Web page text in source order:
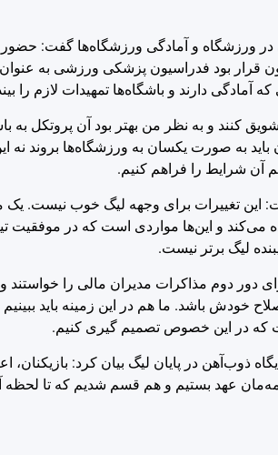
ورزشگاه و آمادگی ورزشگاه‌ها گفت: حضور
قرار بود فدراسیون پزشکی ورزشی به
آمادگی دارند و باشگاه‌ها تمهیدات لازم را
کنند و به نظر من بهتر بود آن پروتکل
به صورت یکسان به ورزشگاه‌ها بروند نه
هم آن شرایط را فراهم کنیم.
این تغییرات برای وجهه لیگ خوب نیست.
می‌کند و این‌ها مواردی است که در موفقیت
لیگ برتر نیست.
دور دوم مذاکرات مدیران مالی را
خودش باشد. ما هم در این زمینه باید
که در این خصوص تصمیم گیری کنیم.
ذوب‌آهن در پایان لیگ بیان کرد: بازیکنان،
عهد بستیم و هم قسم شدیم که تا لحظه